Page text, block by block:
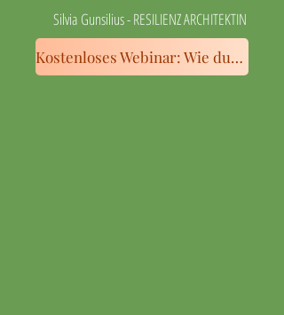
Silvia Gunsilius - RESILIENZ ARCHITEKTIN
Kostenloses Webinar: Wie du wieder abschalten kannst